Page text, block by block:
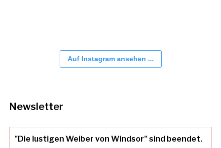
Auf Instagram ansehen ...
Newsletter
"Die lustigen Weiber von Windsor" sind beendet.